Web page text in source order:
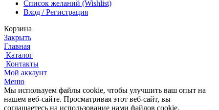
Список желаний (Wishlist)
Вход / Регистрация
Корзина
Закрыть
Главная
Каталог
Контакты
Мой аккаунт
Меню
Мы используем файлы cookie, чтобы улучшить ваш опыт на
нашем веб-сайте. Просматривая этот веб-сайт, вы
соглашаетесь на использование нами файлов cookie.